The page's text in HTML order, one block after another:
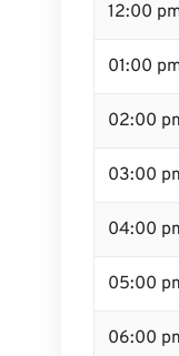
12:00
01:00
02:00
03:00
04:00
05:00
06:00